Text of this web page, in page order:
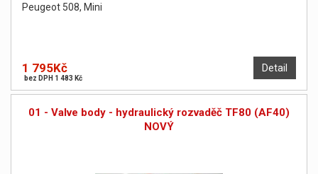
Peugeot 508, Mini
Detail
1 795Kč
bez DPH 1 483 Kč
01 - Valve body - hydraulický rozvaděč TF80 (AF40)
NOVÝ